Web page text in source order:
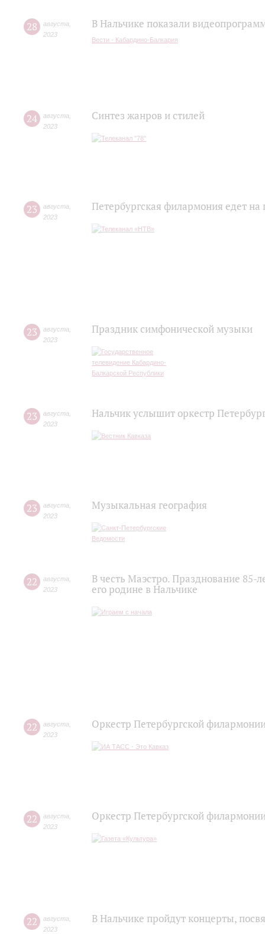
28 августа
2023
В Нальчике показали
Вести - Кабардино-Балкария
24 августа
2023
Синтез жанров и стилей
23 августа
2023
Петербургская филармония едет
23 августа
2023
Праздник симфонической музыки
23 августа
2023
Нальчик услышит оркестр
23 августа
2023
Музыкальная география
22 августа
2023
В честь Маэстро. Празднование
его родине в Нальчике
22 августа
2023
Оркестр Петербургской
22 августа
2023
Оркестр Петербургской
22 августа
2023
В Нальчике пройдут концерты,